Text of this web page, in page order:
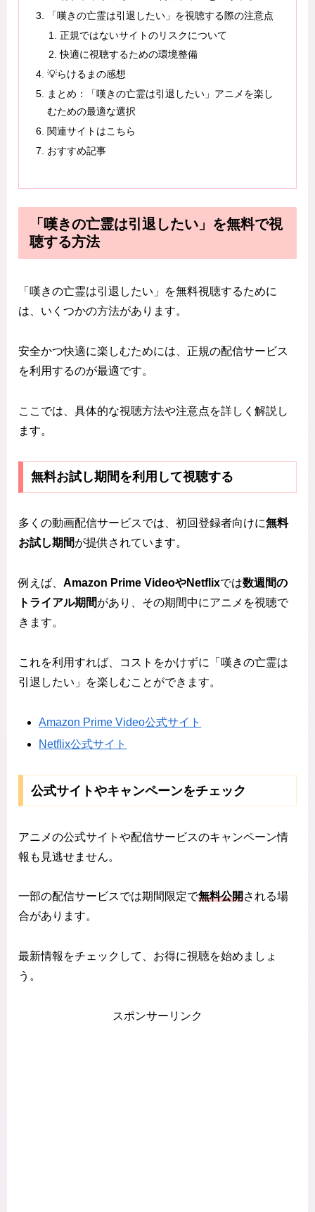
「嘆きの亡霊は引退したい」を視聴する際の注意点
正規ではないサイトのリスクについて
快適に視聴するための環境整備
💡らけるまの感想
まとめ：「嘆きの亡霊は引退したい」アニメを楽し
むための最適な選択
関連サイトはこちら
おすすめ記事
「嘆きの亡霊は引退したい」を無料で視
聴する方法
「嘆きの亡霊は引退したい」を無料視聴するために
は、いくつかの方法があります。
安全かつ快適に楽しむためには、正規の配信サービス
を利用するのが最適です。
ここでは、具体的な視聴方法や注意点を詳しく解説し
ます。
無料お試し期間を利用して視聴する
多くの動画配信サービスでは、初回登録者向けに無料
お試し期間が提供されています。
例えば、 Amazon Prime VideoやNetflixでは数週間の
トライアル期間があり、その期間中にアニメを視聴で
きます。
これを利用すれば、コストをかけずに「嘆きの亡霊は
引退したい」を楽しむことができます。
Amazon Prime Video公式サイト
Netflix公式サイト
公式サイトやキャンペーンをチェック
アニメの公式サイトや配信サービスのキャンペーン情
報も見逃せません。
一部の配信サービスでは期間限定で無料公開される場
合があります。
最新情報をチェックして、お得に視聴を始めましょ
う。
スポンサーリンク